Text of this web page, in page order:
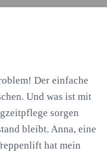
Der einfache
Und was ist mit
sorgen
bleibt. Anna, eine
hat mein